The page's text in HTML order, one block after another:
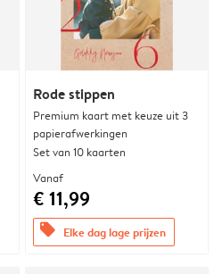
Rode stippen
Premium kaart met keuze uit 3
papierafwerkingen
Set van 10 kaarten
Vanaf
€ 11,99
offers Elke dag lage prijzen